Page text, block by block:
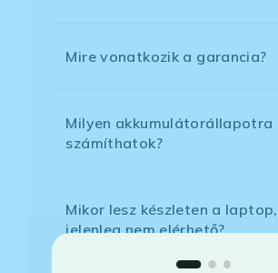
Mire vonatkozik a garancia?
Milyen akkumulátorállapotra
számíthatok?
Mikor lesz készleten a
jelenleg nem elérhető?